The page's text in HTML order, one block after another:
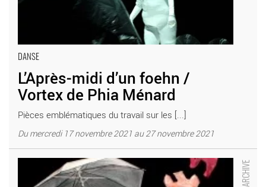
DANSE
L’Après-midi d’un foehn /
Vortex de Phia Ménard
Pièces emblématiques du travail sur les [...]
Du mercredi 17 novembre 2021 au 27 novembre 2021
L’Après-midi d’un foehn - Critique sortie Théâtre La Courneuve
La Maison des Jonglages